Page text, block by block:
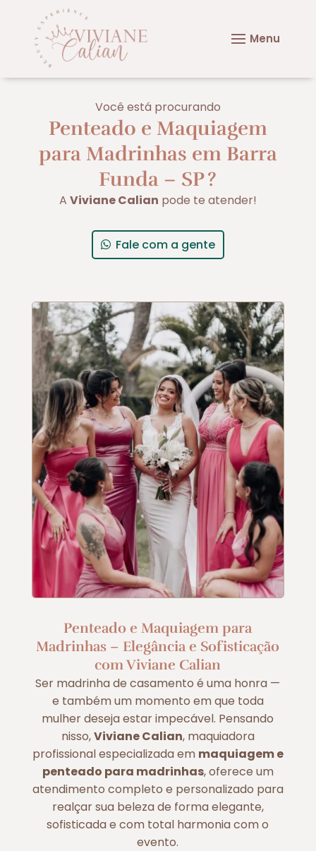
Você está procurando
Penteado e Maquiagem
para Madrinhas em Barra
Funda – SP?
A Viviane Calian pode te atender!
Fale com a gente
Penteado e Maquiagem para
Madrinhas – Elegância e Sofisticação
com Viviane Calian
Ser madrinha de casamento é uma honra —
e também um momento em que toda
mulher deseja estar impecável. Pensando
nisso,Viviane Calian, maquiadora
profissional especializada em maquiagem e
penteado para madrinhas, oferece um
atendimento completo e personalizado para
realçar sua beleza de forma elegante,
sofisticada e com total harmonia com o
evento.